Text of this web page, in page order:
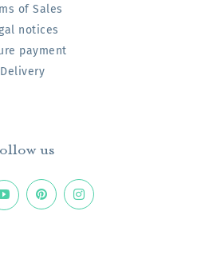
of Sales
notices
payment
Delivery
us